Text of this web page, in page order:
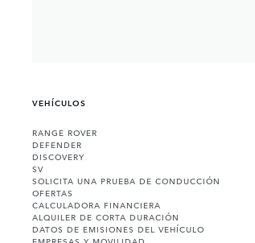
VEHÍCULOS
RANGE ROVER
DEFENDER
DISCOVERY
SV
SOLICITA UNA PRUEBA DE CONDUCCIÓN
OFERTAS
CALCULADORA FINANCIERA
ALQUILER DE CORTA DURACIÓN
DATOS DE EMISIONES DEL VEHÍCULO